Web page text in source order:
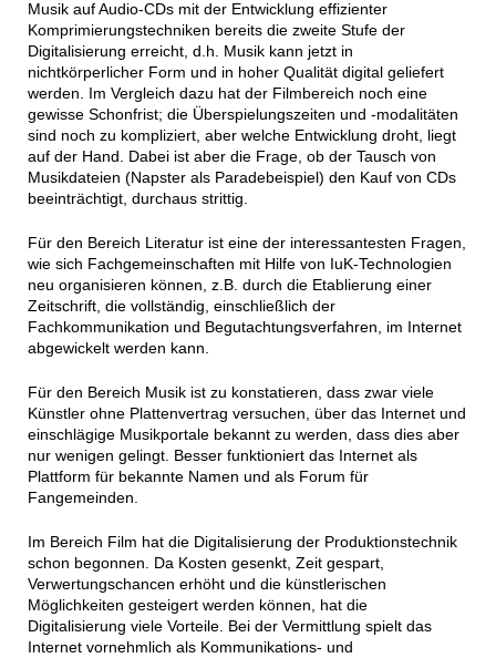
Musik auf Audio-CDs mit der Entwicklung effizienter
Komprimierungstechniken bereits die zweite Stufe der
Digitalisierung erreicht, d.h. Musik kann jetzt in
nichtkörperlicher Form und in hoher Qualität digital geliefert
werden. Im Vergleich dazu hat der Filmbereich noch eine
gewisse Schonfrist; die Überspielungszeiten und -modalitäten
sind noch zu kompliziert, aber welche Entwicklung droht, liegt
auf der Hand. Dabei ist aber die Frage, ob der Tausch von
Musikdateien (Napster als Paradebeispiel) den Kauf von CDs
beeinträchtigt, durchaus strittig.
Für den Bereich Literatur ist eine der interessantesten Fragen,
wie sich Fachgemeinschaften mit Hilfe von IuK-Technologien
neu organisieren können, z.B. durch die Etablierung einer
Zeitschrift, die vollständig, einschließlich der
Fachkommunikation und Begutachtungsverfahren, im Internet
abgewickelt werden kann.
Für den Bereich Musik ist zu konstatieren, dass zwar viele
Künstler ohne Plattenvertrag versuchen, über das Internet und
einschlägige Musikportale bekannt zu werden, dass dies aber
nur wenigen gelingt. Besser funktioniert das Internet als
Plattform für bekannte Namen und als Forum für
Fangemeinden.
Im Bereich Film hat die Digitalisierung der Produktionstechnik
schon begonnen. Da Kosten gesenkt, Zeit gespart,
Verwertungschancen erhöht und die künstlerischen
Möglichkeiten gesteigert werden können, hat die
Digitalisierung viele Vorteile. Bei der Vermittlung spielt das
Internet vornehmlich als Kommunikations- und